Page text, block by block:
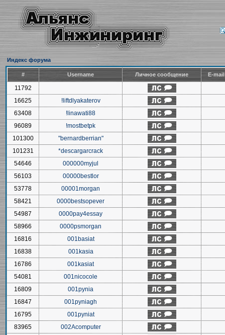
Индекс форума
# Username Личное сообщение E-
11792
16625
!liftdlyakaterov
63408
!linawati88
96089
!mostbetpk
101300
"bernardberrian"
101231
*descargarcrack
54646
000000myjul
56103
00000bestlor
53778
00001morgan
58421
0000bestsopever
54987
0000pay4essay
58966
0000psmorgan
16816
001basiat
16838
001kasia
16786
001kasiat
54081
001nicocole
16809
001pynia
16847
001pyniagh
16795
001pyniat
83965
002Acomputer